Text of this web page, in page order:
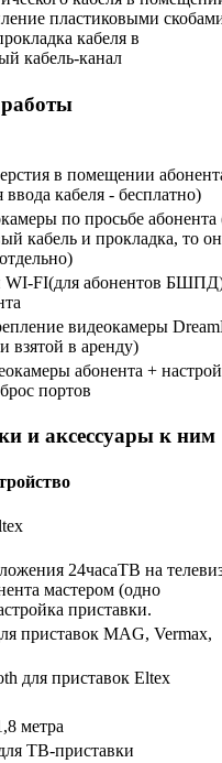
пластиковыми
кабеля в
кабель-канал
в помещении
ввода кабеля - бесплатно)
по просьбе абонента
кабель и прокладка, то
WI-FI(для абонентов
видеокамеры
взятой в аренду)
абонента +
портов
и аксессуары к ним
24часаТВ на
мастером (одно
приставки.
приставок MAG, Vermax,
для приставок Eltex
метра
ТВ-приставки